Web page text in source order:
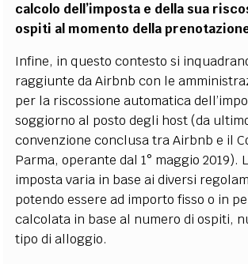
calcolo dell’imposta e della sua
ospiti al momento della
Infine, in questo contesto si
raggiunte da Airbnb con le
per la riscossione automatica
soggiorno al posto degli host (da
convenzione conclusa tra Airbnb e il
Parma, operante dal 1° maggio 2019).
imposta varia in base ai diversi
potendo essere ad importo fisso o in
calcolata in base al numero di ospiti,
tipo di alloggio.